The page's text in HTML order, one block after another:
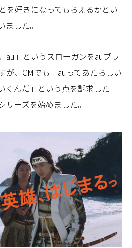
を好きになってもらえるかとい
ました。
au」というスローガンをauブラ
が、CMでも「auってあたらしい
くんだ」という点を訴求した
リーズを始めました。